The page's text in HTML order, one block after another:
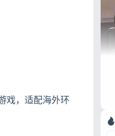
戏，适配海外环